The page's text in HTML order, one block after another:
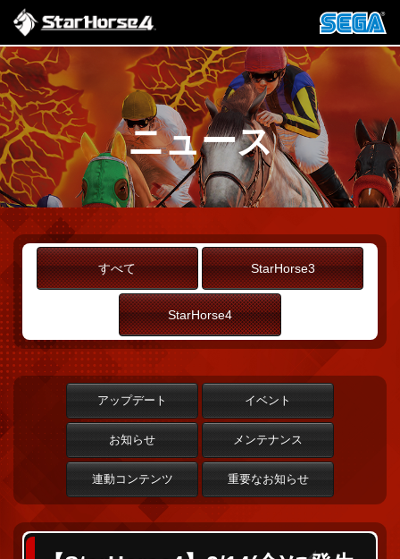
ニュース
すべて StarHorse3
StarHorse4
アップデート イベント
お知らせ メンテナンス
連動コンテンツ 重要なお知らせ